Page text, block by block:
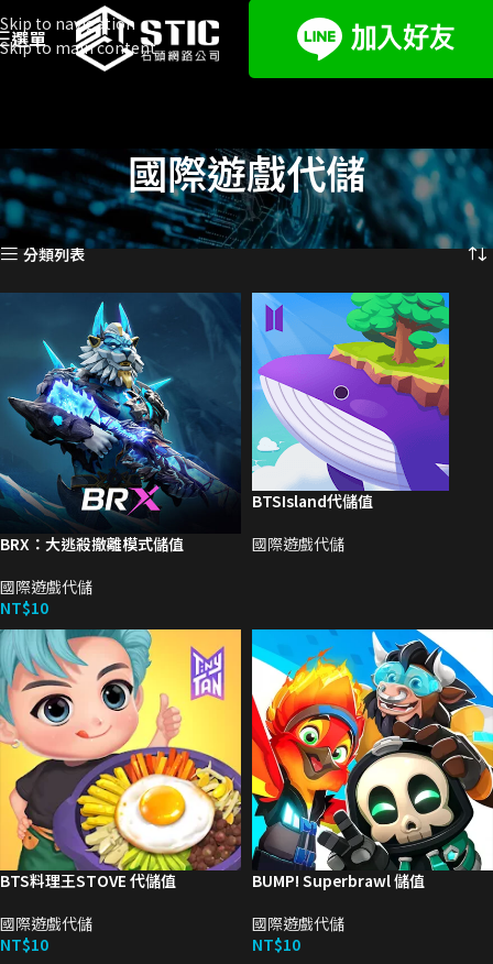
Skip to navigation
Skip to main content
選單
國際遊戲代儲
首頁 遊戲代儲 國際遊戲代儲 頁面 3 顯示第 25 至 36 項結果，共 647 項
分類列表
BRX：大逃殺撤離模式儲值
國際遊戲代儲
NT$10
BTSIsland代儲值
國際遊戲代儲
BTS料理王STOVE 代儲值
國際遊戲代儲
NT$10
BUMP! Superbrawl 儲值
國際遊戲代儲
NT$10